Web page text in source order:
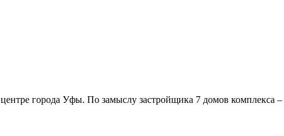
города Уфы. По замыслу застройщика 7 домов комплекса